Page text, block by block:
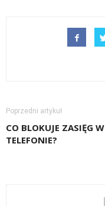
Poprzedni artykuł
CO BLOKUJE ZASIĘG W
TELEFONIE?